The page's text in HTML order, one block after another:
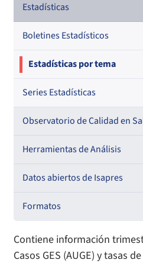
Documentos de trabajo
Documentos metodológicos
Estadísticas
Boletines Estadísticos
Estadísticas por tema
Series Estadísticas
Observatorio de Calidad en
Herramientas de Análisis
Datos abiertos de Isapres
Formatos
Contiene información
Casos GES (AUGE) y tasas